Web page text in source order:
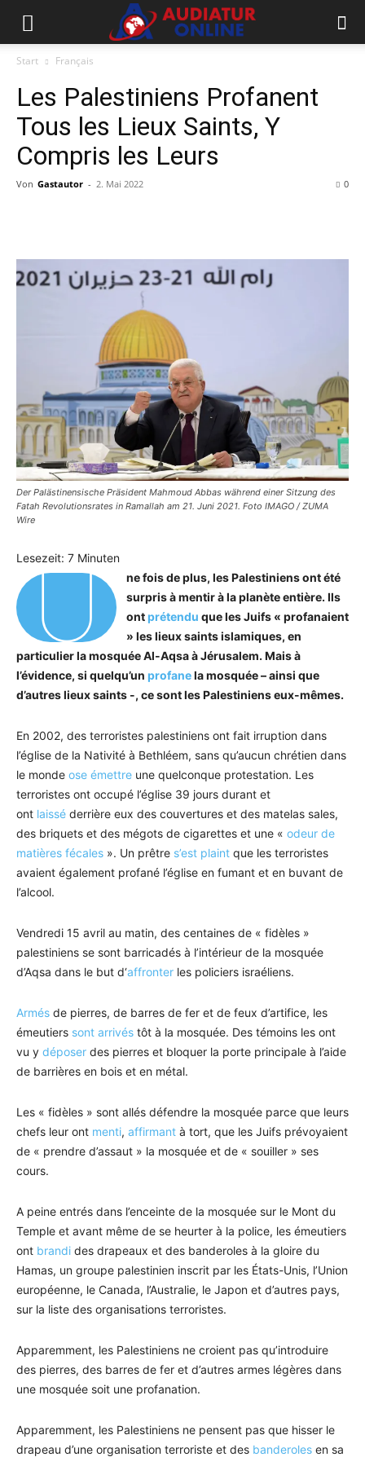
Start Français
Les Palestiniens Profanent
Tous les Lieux Saints, Y
Compris les Leurs
Von Gastautor - 2. Mai 2022 0
Der Palästinensische Präsident Mahmoud Abbas während einer Sitzung des
Fatah Revolutionsrates in Ramallah am 21. Juni 2021. Foto IMAGO / ZUMA
Wire
Lesezeit: 7 Minuten
U
ne fois de plus, les Palestiniens ont été
surpris à mentir à la planète entière. Ils
ontprétendu que les Juifs « profanaient
» les lieux saints islamiques, en
particulier la mosquée Al-Aqsa à Jérusalem. Mais à
l’évidence, si quelqu’un profanela mosquée – ainsi que
d’autres lieux saints -, ce sont les Palestiniens eux-mêmes.
En 2002, des terroristes palestiniens ont fait irruption dans
l’église de la Nativité à Bethléem, sans qu’aucun chrétien dans
le monde ose émettre une quelconque protestation. Les
terroristes ont occupé l’église 39 jours durant et
ont laissé derrière eux des couvertures et des matelas sales,
des briquets et des mégots de cigarettes et une « odeur de
matières fécales ». Un prêtre s’est plaint que les terroristes
avaient également profané l’église en fumant et en buvant de
l’alcool.
Vendredi 15 avril au matin, des centaines de « fidèles »
palestiniens se sont barricadés à l’intérieur de la mosquée
d’Aqsa dans le but d‘affronter les policiers israéliens.
Armés de pierres, de barres de fer et de feux d’artifice, les
émeutiers sont arrivés tôt à la mosquée. Des témoins les ont
vu y déposer des pierres et bloquer la porte principale à l’aide
de barrières en bois et en métal.
Les « fidèles » sont allés défendre la mosquée parce que leurs
chefs leur ont menti, affirmant à tort, que les Juifs prévoyaient
de « prendre d’assaut » la mosquée et de « souiller » ses
cours.
A peine entrés dans l’enceinte de la mosquée sur le Mont du
Temple et avant même de se heurter à la police, les émeutiers
ont brandi des drapeaux et des banderoles à la gloire du
Hamas, un groupe palestinien inscrit par les États-Unis, l’Union
européenne, le Canada, l’Australie, le Japon et d’autres pays,
sur la liste des organisations terroristes.
Apparemment, les Palestiniens ne croient pas qu’introduire
des pierres, des barres de fer et d’autres armes légères dans
une mosquée soit une profanation.
Apparemment, les Palestiniens ne pensent pas que hisser le
drapeau d’une organisation terroriste et des banderoles en sa